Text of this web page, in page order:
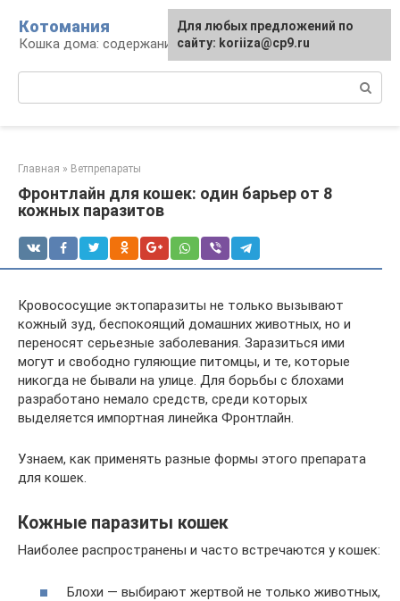
контенту
Котомания
Кошка дома: содержание и уход
Главная » Ветпрепараты
Фронтлайн для кошек: один барьер от 8
кожных паразитов
Кровососущие эктопаразиты не только вызывают
кожный зуд, беспокоящий домашних животных, но и
переносят серьезные заболевания. Заразиться ими
могут и свободно гуляющие питомцы, и те, которые
никогда не бывали на улице. Для борьбы с блохами
разработано немало средств, среди которых
выделяется импортная линейка Фронтлайн.
Узнаем, как применять разные формы этого препарата
для кошек.
Кожные паразиты кошек
Наиболее распространены и часто встречаются у кошек:
Блохи — выбирают жертвой не только животных,
Для любых предложений по
сайту: koriiza@cp9.ru